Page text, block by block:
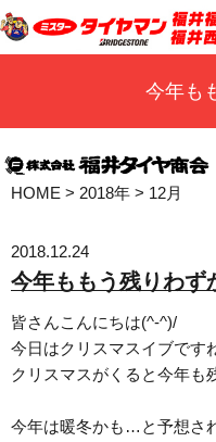
今年も
HOME > 2018年 > 12月
2018.12.24
今年ももう残りわず
皆さんこんにちは(^-^)/
今日はクリスマスイブです
クリスマスがくると今年も
今年は暖冬かも…と予想さ